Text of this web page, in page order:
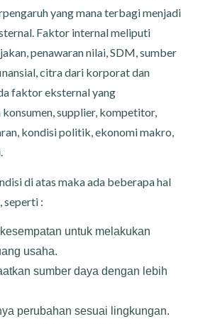
yang mana terbagi menjadi
Faktor internal meliputi
penawaran nilai, SDM, sumber
citra dari korporat dan
faktor eksternal yang
supplier, kompetitor,
kondisi politik, ekonomi makro,
di atas maka ada beberapa hal
seperti :
untuk melakukan
usaha.
sumber daya dengan lebih
perubahan sesuai lingkungan.